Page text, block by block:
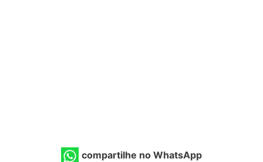
compartilhe no WhatsApp